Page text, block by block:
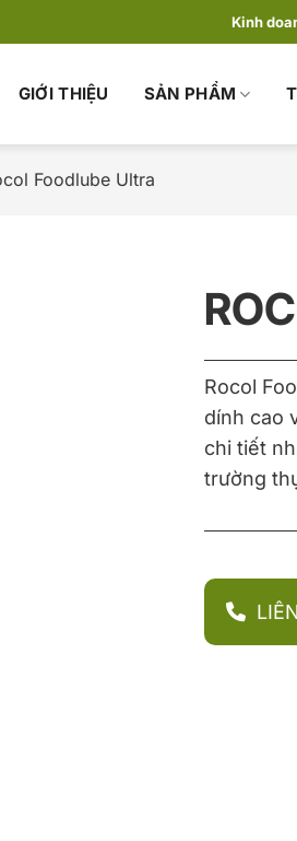
Kinh
GIỚI THIỆU SẢN PHẨM
Foodlube Ultra
Rocol
dính cao
chi tiết
trường